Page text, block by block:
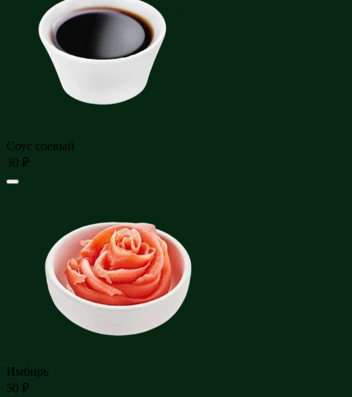
Соус соевый
30 ₽
Имбирь
50 ₽